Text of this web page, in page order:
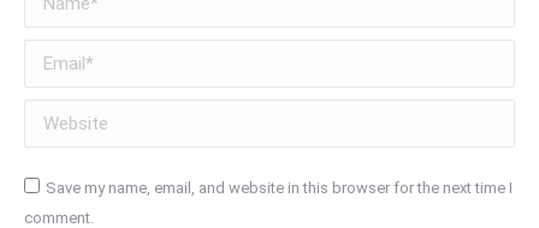
Email *
Website
Save my name, email, and website in this browser for the next time I
comment.